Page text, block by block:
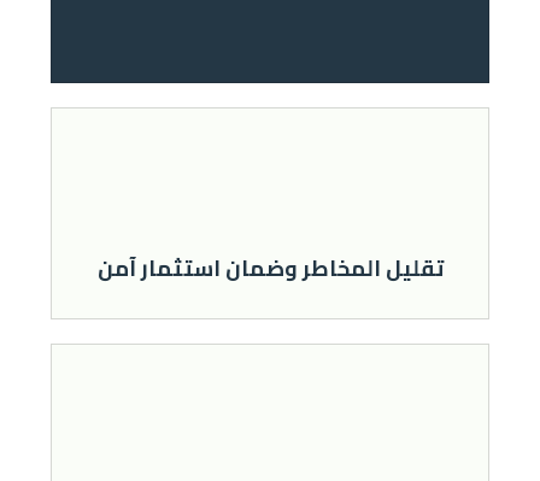
ﺗﻘﻠﻴﻞ اﻟﻤﺨﺎﻃﺮ وﺿﻤﺎن اﺳﺘﺜﻤﺎر آﻣﻦ